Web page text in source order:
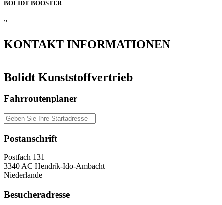
BOLIDT BOOSTER
”
KONTAKT INFORMATIONEN
Bolidt Kunststoffvertrieb
Fahrroutenplaner
Postanschrift
Postfach 131
3340 AC Hendrik-Ido-Ambacht
Niederlande
Besucheradresse